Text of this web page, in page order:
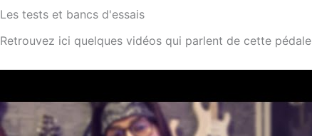
Les tests et bancs d'essais
Retrouvez ici quelques vidéos qui parlent de cette pédale